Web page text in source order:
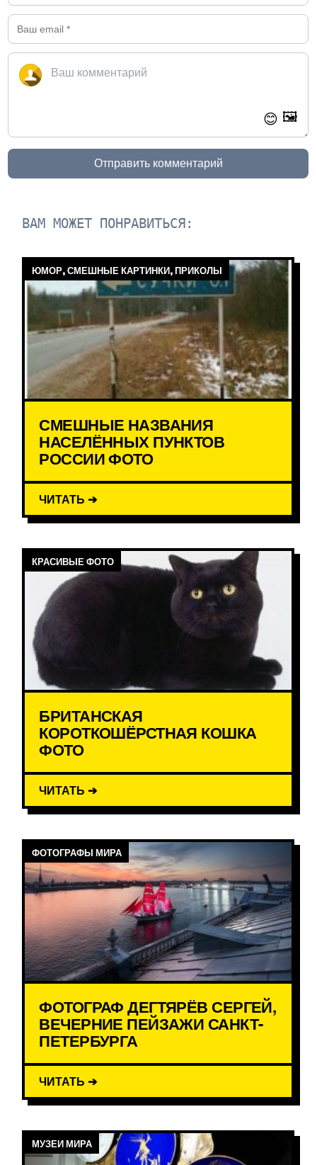
😊 🖼️
Отправить комментарий
ВАМ МОЖЕТ ПОНРАВИТЬСЯ:
ЮМОР, СМЕШНЫЕ КАРТИНКИ, ПРИКОЛЫ
СМЕШНЫЕ НАЗВАНИЯ
НАСЕЛЁННЫХ ПУНКТОВ
РОССИИ ФОТО
ЧИТАТЬ ➔
КРАСИВЫЕ ФОТО
БРИТАНСКАЯ
КОРОТКОШЁРСТНАЯ КОШКА
ФОТО
ЧИТАТЬ ➔
ФОТОГРАФЫ МИРА
ФОТОГРАФ ДЕГТЯРЁВ СЕРГЕЙ,
ВЕЧЕРНИЕ ПЕЙЗАЖИ САНКТ-
ПЕТЕРБУРГА
ЧИТАТЬ ➔
МУЗЕИ МИРА